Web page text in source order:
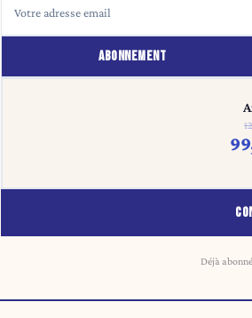
ABONNEMENT
Déjà